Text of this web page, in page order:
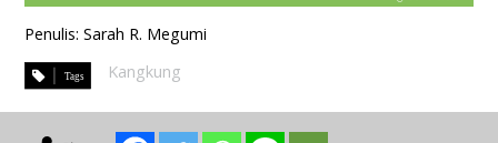
Penulis: Sarah R. Megumi
Kangkung